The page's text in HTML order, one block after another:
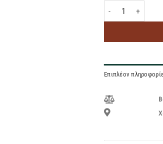
LEE KUM KEE
Επιπλέον